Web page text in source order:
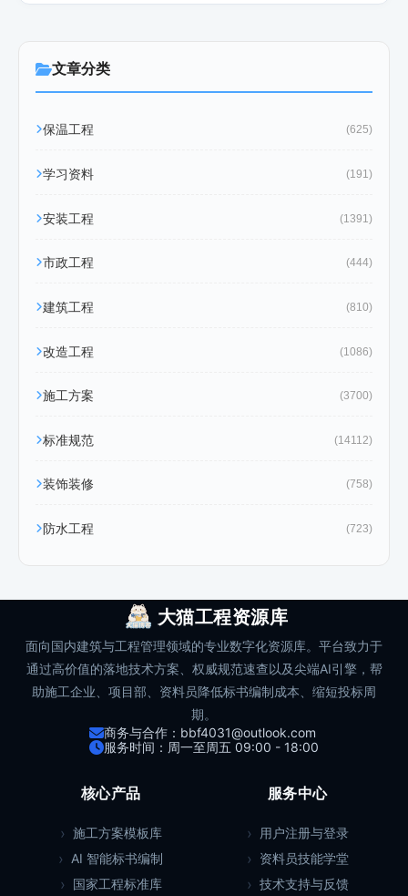
文章分类
保温工程 (625)
学习资料 (191)
安装工程 (1391)
市政工程 (444)
建筑工程 (810)
改造工程 (1086)
施工方案 (3700)
标准规范 (14112)
装饰装修 (758)
防水工程 (723)
大猫工程资源库
面向国内建筑与工程管理领域的专业数字化资源库。平台致力于
通过高价值的落地技术方案、权威规范速查以及尖端AI引擎，帮
助施工企业、项目部、资料员降低标书编制成本、缩短投标周
期。
商务与合作：bbf4031@outlook.com
服务时间：周一至周五 09:00 - 18:00
核心产品
施工方案模板库
AI 智能标书编制
国家工程标准库
服务中心
用户注册与登录
资料员技能学堂
技术支持与反馈